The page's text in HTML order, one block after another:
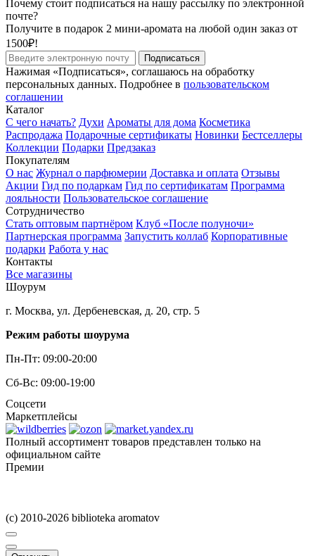
Почему стоит подписаться на нашу рассылку по электронной
почте?
Получите в подарок 2 мини-аромата на любой один заказ от
1500₽!
Подписаться
Нажимая «Подписаться», соглашаюсь на обработку
персональных данных. Подробнее в пользовательском
соглашении
Каталог
С чего начать? Духи Ароматы для дома Косметика
Распродажа Подарочные сертификаты Новинки Бестселлеры
Коллекции Подарки Предзаказ
Покупателям
О нас Журнал о парфюмерии Доставка и оплата Отзывы
Акции Гид по подаркам Гид по сертификатам Программа
лояльности Пользовательское соглашение
Сотрудничество
Стать оптовым партнёром Клуб «После полуночи»
Партнерская программа Запустить коллаб Корпоративные
подарки Работа у нас
Контакты
Все магазины
Шоурум
г. Москва, ул. Дербеневская, д. 20, стр. 5
Режим работы шоурума
Пн-Пт: 09:00-20:00
Сб-Вс: 09:00-19:00
Соцсети
Маркетплейсы
Полный ассортимент товаров представлен только на
официальном сайте
Премии
(c) 2010-2026 biblioteka aromatov